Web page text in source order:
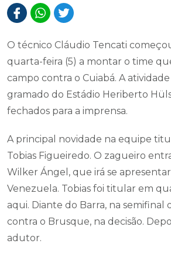
O técnico Cláudio Tencati
quarta-feira (5) a montar o time
campo contra o Cuiabá. A
gramado do Estádio Heriberto
fechados para a imprensa.
A principal novidade na equipe
Tobias Figueiredo. O zagueiro
Wilker Ángel, que irá se
Venezuela. Tobias foi titular em
aqui. Diante do Barra, na semifinal
contra o Brusque, na decisão.
adutor.